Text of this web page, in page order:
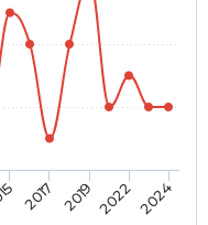
2017 2019 2022 2024